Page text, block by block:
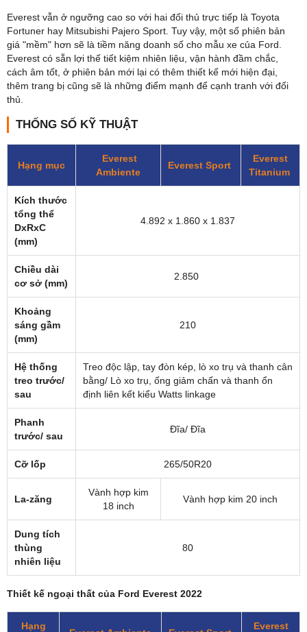
Everest vẫn ở ngưỡng cao so với hai đối thủ trực tiếp là Toyota
Fortuner hay Mitsubishi Pajero Sport. Tuy vậy, một số phiên bản
giá "mềm" hơn sẽ là tiềm năng doanh số cho mẫu xe của Ford.
Everest có sẵn lợi thế tiết kiệm nhiên liệu, vận hành đầm chắc,
cách âm tốt, ở phiên bản mới lại có thêm thiết kế mới hiện đại,
thêm trang bị cũng sẽ là những điểm mạnh để cạnh tranh với đối
thủ.
THỐNG SỐ KỸ THUẬT
Hạng mục
Everest
Ambiente
Everest Sport
Everest
Titanium
Kích thước
tổng thể
DxRxC
(mm)
4.892 x 1.860 x 1.837
Chiều dài
cơ sở (mm)
2.850
Khoảng
sáng gầm
(mm)
210
Hệ thống
treo trước/
sau
Treo độc lập, tay đòn kép, lò xo trụ và thanh cân
bằng/ Lò xo trụ, ống giảm chấn và thanh ổn
định liên kết kiểu Watts linkage
Phanh
trước/ sau
Đĩa/ Đĩa
Cỡ lốp 265/50R20
La-zăng
Vành hợp kim
18 inch
Vành hợp kim 20 inch
Dung tích
thùng
nhiên liệu
80
Thiết kế ngoại thất của Ford Everest 2022
Hạng
Everest